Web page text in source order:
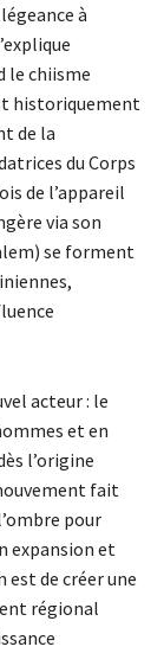
à
le chiisme
historiquement
de la
du Corps
de l’appareil
via son
se forment
acteur : le
et en
l’origine
fait
pour
expansion et
est de créer une
régional